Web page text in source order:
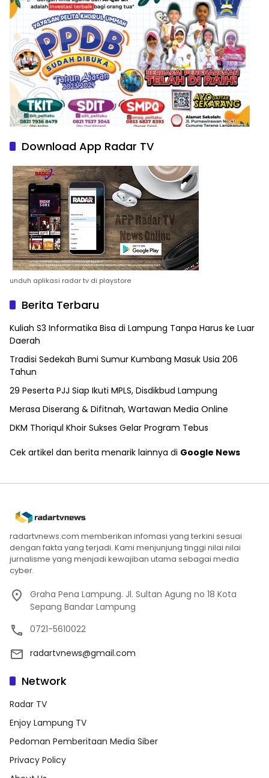
Download App Radar TV
unduh aplikasi radar tv di playstore
Berita Terbaru
Kuliah S3 Informatika Bisa di Lampung Tanpa Harus ke Luar
Daerah
Tradisi Sedekah Bumi Sumur Kumbang Masuk Usia 206
Tahun
29 Peserta PJJ Siap Ikuti MPLS, Disdikbud Lampung
Merasa Diserang & Difitnah, Wartawan Media Online
DKM Thoriqul Khoir Sukses Gelar Program Tebus
Cek artikel dan berita menarik lainnya di Google News
radartvnews.com memberikan infomasi yang terkini sesuai
dengan fakta yang terjadi. Kami menjunjung tinggi nilai nilai
jurnalisme yang menjadi kewajiban utama sebagai media
cyber.
Graha Pena Lampung. Jl. Sultan Agung no 18 Kota
Sepang Bandar Lampung
0721-5610022
radartvnews@gmail.com
Network
Radar TV
Enjoy Lampung TV
Pedoman Pemberitaan Media Siber
Privacy Policy